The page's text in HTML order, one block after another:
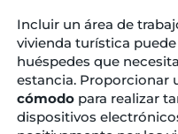
Incluir un área de
vivienda turística
huéspedes que
estancia. Proporcionar
cómodopara realizar
dispositivos